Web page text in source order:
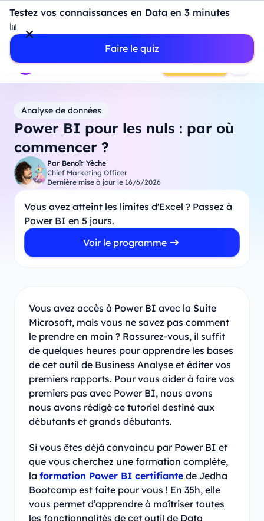
Testez vos connaissances en Data en 3 minutes
📊
Faire le quiz
Introduction à Power BI : construisez votre premier
dashboard de A à Z
- Mardi 11
18h00
Professionnels
Étudiants Parents Entreprises
Prendre RDV
Analyse de données
Power BI pour les nuls : par où
commencer ?
Par Benoît Yèche
Chief Marketing Officer
Dernière mise à jour le 16/6/2026
Vous avez atteint les limites d'Excel ? Passez à
Power BI en 5 jours.
Voir le programme
Vous avez accès à Power BI avec la Suite
Microsoft, mais vous ne savez pas comment
le prendre en main ? Rassurez-vous, il suffit
de quelques heures pour apprendre les bases
de cet outil de Business Analyse et éditer vos
premiers rapports. Pour vous aider à faire vos
premiers pas avec Power BI, nous avons
nous avons rédigé ce tutoriel destiné aux
débutants et grands débutants.
Si vous êtes déjà convaincu par Power BI et
que vous cherchez une formation complète,
la formation Power BI certifiante de Jedha
Bootcamp est faite pour vous ! En 35h, elle
vous permet d’apprendre à maîtriser toutes
les fonctionnalités de cet outil de Data